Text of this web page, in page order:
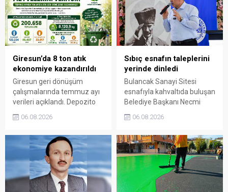
bağımsızlık mücadelesinde
üstlendiği tarihi
sorumluluğun gelecek
nesillere doğru anlatılması
gerektiğini söyledi.
Giresun’da 8 ton atık
ekonomiye kazandırıldı
Giresun geri dönüşüm
çalışmalarında temmuz ayı
verileri açıklandı. Depozito
uygulamasına destek veren
ambalajın çöpe gitmesini
06.08.2026
Sıbıç esnafın taleplerini
yerinde dinledi
Bulancak Sanayi Sitesi
esnafıyla kahvaltıda buluşan
Belediye Başkanı Necmi
planlanan çalışmaları
da yaşadığı sorunları ve
beklentilerini doğrudan
Başkan Sıbıç’a aktardı.
06.08.2026